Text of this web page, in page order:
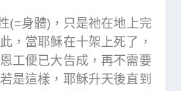
(=身體)，只是祂在地上完
，當耶穌在十架上死了，
工便已大告成，再不需要
是這樣，耶穌升天後直到